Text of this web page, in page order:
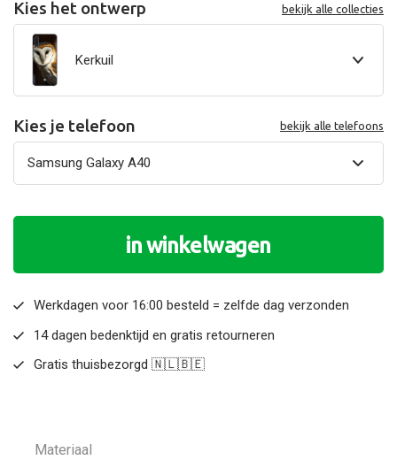
Kies het ontwerp bekijk alle collecties
Kerkuil
Kies je telefoon bekijk alle telefoons
in winkelwagen
Werkdagen voor 16:00 besteld = zelfde dag verzonden
14 dagen bedenktijd en gratis retourneren
Gratis thuisbezorgd 🇳🇱🇧🇪
Materiaal